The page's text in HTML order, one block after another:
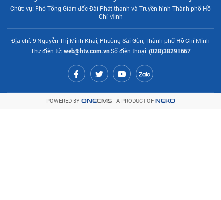
Chức vụ: Phó Tổng Giám đốc Đài Phát thanh và Truyền hình Thành phố Hồ
Chí Minh
Địa chỉ: 9 Nguyễn Thị Minh Khai, Phường Sài Gòn, Thành phố Hồ Chí Minh
Thư điện tử: web@htv.com.vnSố điện thoại: (028)38291667
POWERED BY ONECMS- A PRODUCT OF NEKO